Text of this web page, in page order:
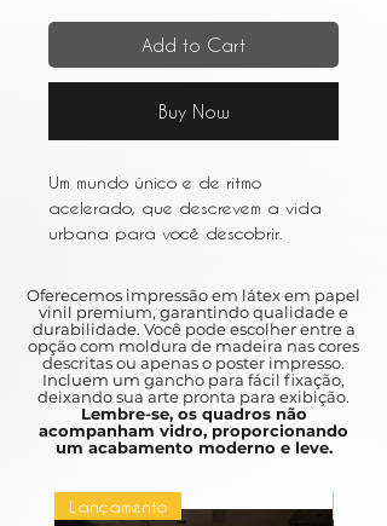
Add to Cart
Buy Now
Um mundo único e de ritmo
acelerado, que descrevem a vida
urbana para você descobrir.
metrópoles movimentadas como
Nova York e São Paulo, a arte
urbana é um ótimo complemento
para qualquer casa.
A unique and fast pace, which can
various works of art depicting life in
Oferecemos impressão em látex em papel
vinil premium, garantindo qualidade e
durabilidade. Você pode escolher entre a
opção com moldura de madeira nas cores
descritas ou apenas o poster impresso.
Incluem um gancho para fácil fixação,
deixando sua arte pronta para exibição.
Lembre-se, os quadros não
acompanham vidro, proporcionando
um acabamento moderno e leve.
Lançamento